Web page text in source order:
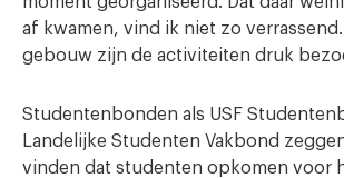
af kwamen, vind ik niet zo
gebouw zijn de activiteiten druk
Studentenbonden als USF
Landelijke Studenten Vakbond
vinden dat studenten opkomen voor